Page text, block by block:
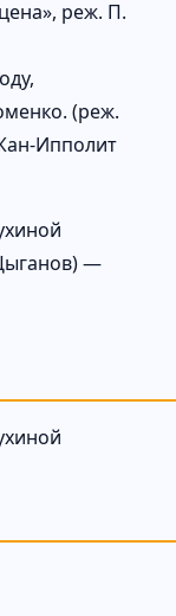
реж. П.
(реж.
Ипполит
—